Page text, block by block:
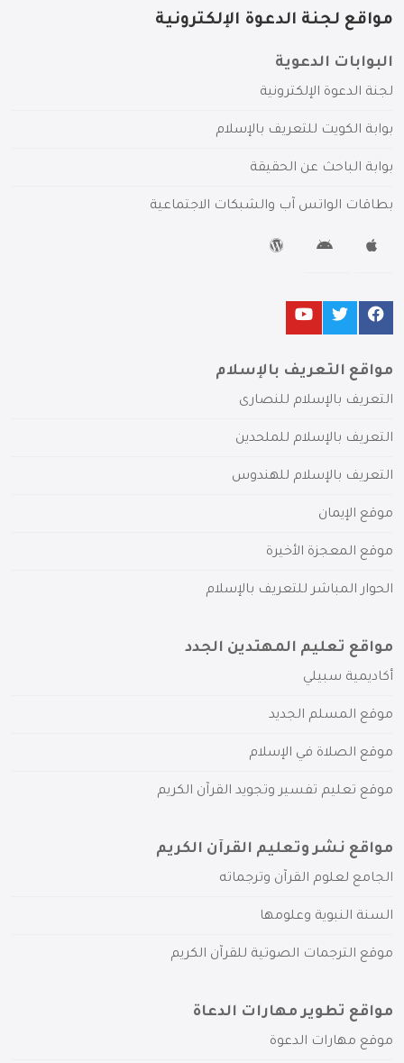
مواقع لجنة الدعوة الإلكترونية
البوابات الدعوية
لجنة الدعوة الإلكترونية
بوابة الكويت للتعريف بالإسلام
بوابة الباحث عن الحقيقة
بطاقات الواتس آب والشبكات الاجتماعية
مواقع التعريف بالإسلام
التعريف بالإسلام للنصارى
التعريف بالإسلام للملحدين
التعريف بالإسلام للهندوس
موقع الإيمان
موقع المعجزة الأخيرة
الحوار المباشر للتعريف بالإسلام
مواقع تعليم المهتدين الجدد
أكاديمية سبيلي
موقع المسلم الجديد
موقع الصلاة في الإسلام
موقع تعليم تفسير وتجويد القرآن الكريم
مواقع نشر وتعليم القرآن الكريم
الجامع لعلوم القرآن وترجماته
السنة النبوية وعلومها
موقع الترجمات الصوتية للقرآن الكريم
مواقع تطوير مهارات الدعاة
موقع مهارات الدعوة